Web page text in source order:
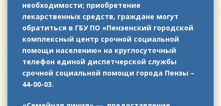
необходимости; приобретение
лекарственных средств, граждане могут
обратиться в ГБУ ПО «Пензенский городской
комплексный центр срочной социальной
помощи населению» на круглосуточный
телефон единой диспетчерской службы
срочной социальной помощи города Пензы –
44-00-03.